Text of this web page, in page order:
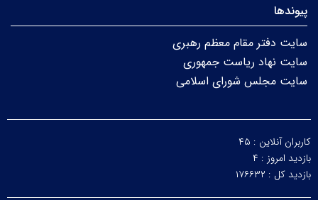
پیوندها
سایت دفتر مقام معظم رهبری
سایت نهاد ریاست جمهوری
سایت مجلس شورای اسلامی
کاربران آنلاین : ۴۵
بازدید امروز : ۴
بازدید کل : ۱۷۶۶۳۲